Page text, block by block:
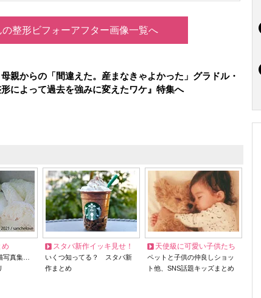
整形ビフォーアフター画像一覧へ
親からの「間違えた。産まなきゃよかった」グラドル・
によって過去を強みに変えたワケ』特集へ
め
写真集…
スタバ新作イッキ見せ！
いくつ知ってる？ スタバ新
作まとめ
天使級に可愛い子供たち
ペットと子供の仲良しショッ
ト他、SNS話題キッズまとめ